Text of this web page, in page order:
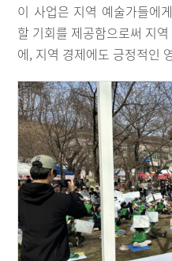
이 사업은 지역 예술가들에
할 기회를 제공함으로써 지
에, 지역 경제에도 긍정적인